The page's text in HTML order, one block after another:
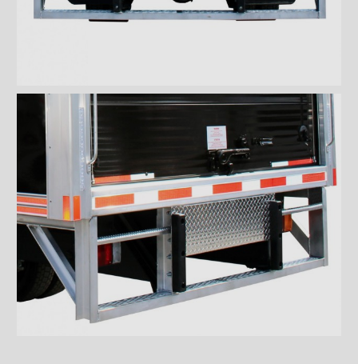
Pare-chocs marchepied de
12" en aluminium
Pare-chocs marchepied
double en métal déployé
Pare-chocs ICC en acier
Pare-chocs ICC en acier
inoxydable
Pare-chocs ICC en aluminium
Pare-chocs ICC 3/4 en acier
Pare-chocs ICC 3/4 en acier
inoxydable
Pare-chocs ICC 3/4 en acier